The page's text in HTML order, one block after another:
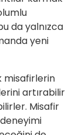
da yalnızca
yeni
misafirlerin
artırabilir
Misafir